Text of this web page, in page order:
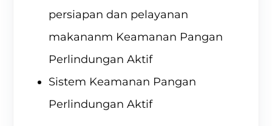
persiapan dan pelayanan
makananm Keamanan Pangan
Perlindungan Aktif
Sistem Keamanan Pangan
Perlindungan Aktif